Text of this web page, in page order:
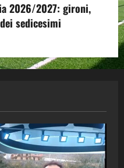
2026/2027: gironi,
sedicesimi